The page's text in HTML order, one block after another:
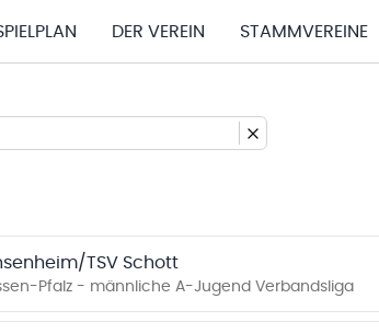
DER VEREIN STAMMVEREINE
TSV Schott
Pfalz - männliche A-Jugend Verbandsliga